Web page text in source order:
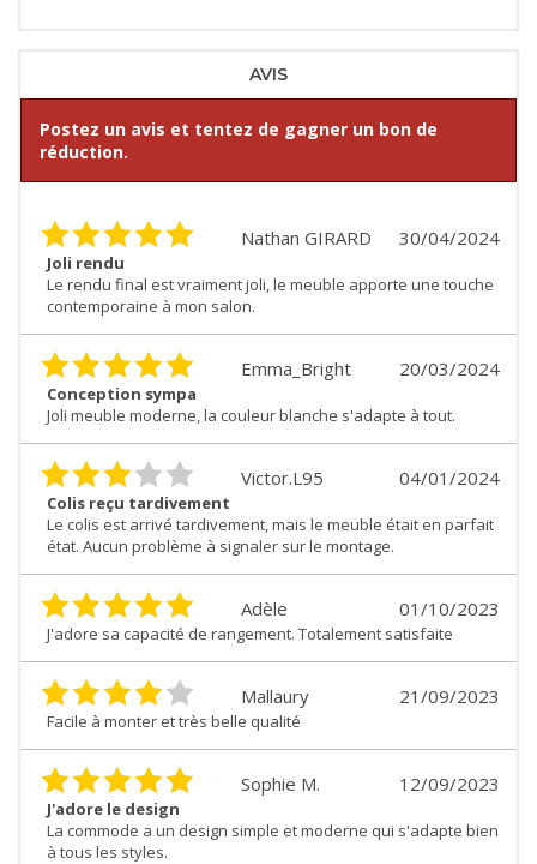
AVIS
Postez un avis et tentez de gagner un bon de
réduction.
30/04/2024
Nathan GIRARD
Joli rendu
Le rendu final est vraiment joli, le meuble apporte une touche
contemporaine à mon salon.
20/03/2024
Emma_Bright
Conception sympa
Joli meuble moderne, la couleur blanche s'adapte à tout.
04/01/2024
Victor.L95
Colis reçu tardivement
Le colis est arrivé tardivement, mais le meuble était en parfait
état. Aucun problème à signaler sur le montage.
01/10/2023
Adèle
J'adore sa capacité de rangement. Totalement satisfaite
21/09/2023
Mallaury
Facile à monter et très belle qualité
12/09/2023
Sophie M.
J'adore le design
La commode a un design simple et moderne qui s'adapte bien
à tous les styles.